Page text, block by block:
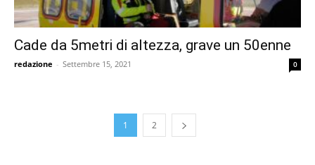
Cade da 5metri di altezza, grave un 50enne
redazione - Settembre 15, 2021 0
1 2